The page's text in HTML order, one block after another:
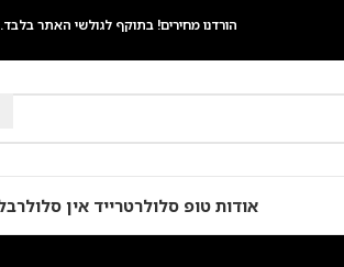
הורדנו מחירים! בתוקף לגולשי האתר בלבד.
אודות טופ סלולרטרייד אין סלולר